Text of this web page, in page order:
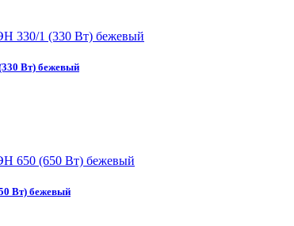
Вт) бежевый
Вт) бежевый